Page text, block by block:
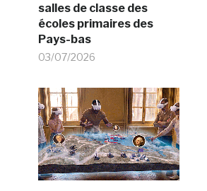
salles de classe des
écoles primaires des
Pays-bas
03/07/2026